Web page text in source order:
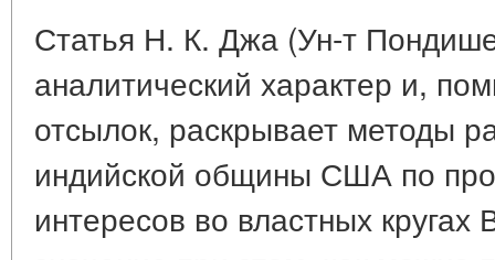
Статья Н. К. Джа (Ун-т
аналитический характер и,
отсылок, раскрывает методы
индийской общины США по
интересов во властных